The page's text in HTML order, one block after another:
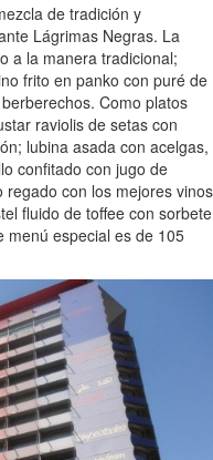
de tradición y
Lágrimas Negras. La
a la manera tradicional;
frito en panko con puré de
Como platos
raviolis de setas con
lubina asada con acelgas,
confitado con jugo de
con los mejores vinos
fluido de toffee con sorbete
menú especial es de 105